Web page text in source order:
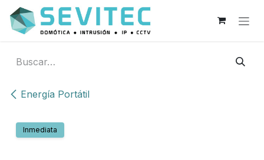
Ir al contenido
Energía Portátil
Inmediata